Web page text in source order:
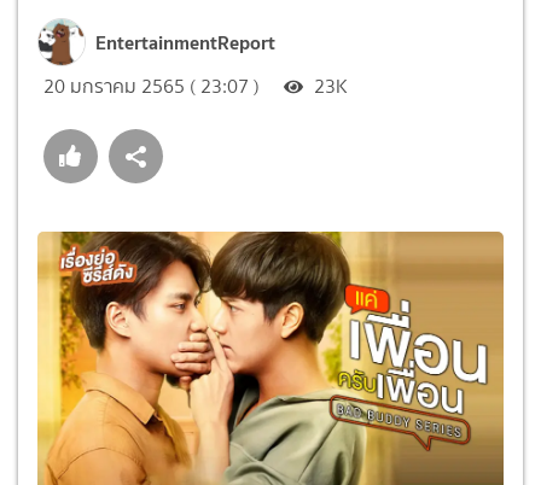
EntertainmentReport
20 มกราคม 2565 ( 23:07 ) 23K